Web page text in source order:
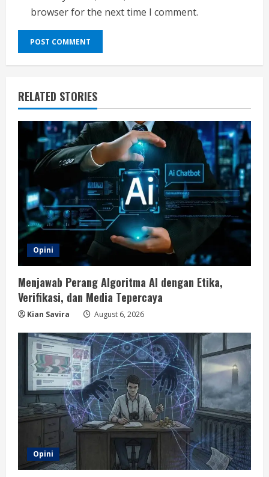
browser for the next time I comment.
RELATED STORIES
Opini
Menjawab Perang Algoritma AI dengan Etika,
Verifikasi, dan Media Tepercaya
Kian Savira August 6, 2026
Opini